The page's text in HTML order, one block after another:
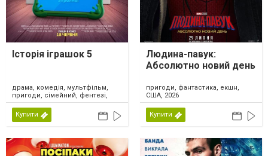
Історія іграшок 5
драма, комедія, мультфільм,
пригоди, сімейний, фентезі,
США, 2026
Купити
Людина-павук:
Абсолютно новий день
пригоди, фантастика, екшн,
США, 2026
Купити